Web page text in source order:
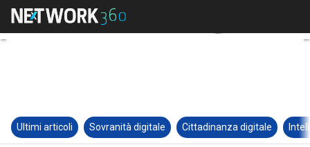
Ultimi articoli Sovranità digitale Cittadinanza digitale